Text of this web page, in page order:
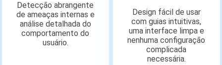
Detecção abrangente
de ameaças internas e
análise detalhada do
comportamento do
usuário.
Design fácil de usar
com guias intuitivas,
uma interface limpa e
nenhuma configuração
complicada
necessária.